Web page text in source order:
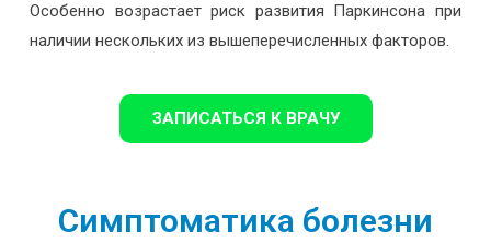
Особенно возрастает риск развития Паркинсона при
наличии нескольких из вышеперечисленных факторов.
ЗАПИСАТЬСЯ К ВРАЧУ
Симптоматика болезни